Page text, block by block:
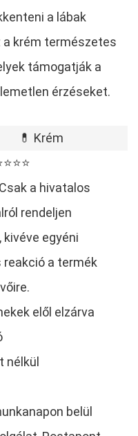
a lábak
krém természetes
támogatják a
érzéseket.
💊 Krém
a hivatalos
rendeljen
kivéve egyéni
reakció a termék
elől elzárva
nélkül
belül